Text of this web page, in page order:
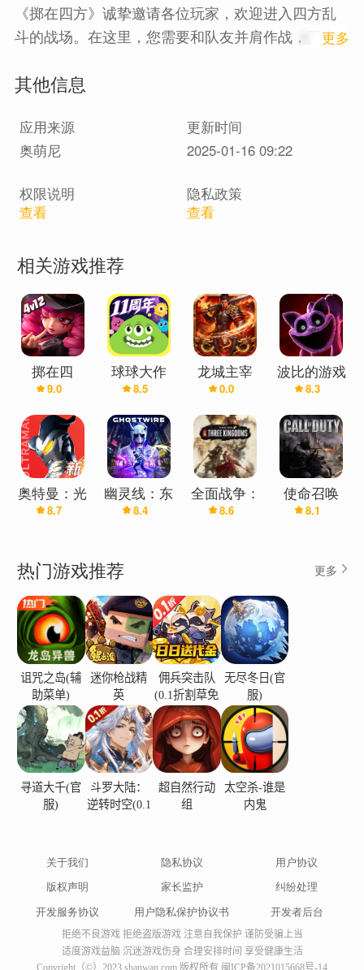
《掷在四方》诚挚邀请各位玩家，欢迎进入四方乱
斗的战场。在这里，您需要和队友并肩作战，开心
人高兴的是，您只需要一点脑子和操作，战术和配
一点运气，因为英雄走位和天赋是随机决定的。四
方勾心斗角，棋盘胜负随机，每场战斗都跌宕起
✧一键输出的爽快体验
招，锁定目标即可战斗，无需蛇皮走位，手抖手快
都能争霸，绝对公平竞技，沉浸式享受对战的快
乐！
✧十面埋伏的刺激战场
这是一个充满未知和危险的狩猎场，你永远不知道
下一秒敌人会从哪里出现，当然，对敌人来说也一
样。所以，时刻保持警惕，谨慎对待你的每一步行
动，利用地形优势巧妙躲避攻击，同时为你的猎物
设下陷阱，给予致命一击。
的战术，是隐蔽前行，出其不意地袭击敌人？还是
正面强攻，以用猛烈的火力压制对手？在勾心斗角
的四方博弈中，精彩的策略与默契的配合，往往是
杀出胜利之路的关键。
✧千人千局的无限可能
妙趣横生的随机走位，丰富多样的角色阵容，千变
万化的策略选择，让每场对战都跌宕起伏，独一无
二！可能是步步为营尽在掌握之中，也可能是开局
天崩被人围剿淘汰，还可能是最后时刻一鼓作气，
绝地翻盘！
✧万般精彩的开团时刻
一个人打不过的话...那就四个人！谁还不会摇队友
了！不管是主动出击，还是被动挨揍，喊上队友先
打再说。四方乱斗，一触即发，小队作战，随时开
更多
其他信息
应用来源
更新时间
奥萌尼
2025-01-16 09:22
权限说明
查看
隐私政策
查看
相关游戏推荐
掷在四
方-4v12
9.0
球球大作
战-送先知
皮肤
8.5
龙城主宰
(散人无限
刀)
0.0
波比的游戏
时间：第三
章-正式版
8.3
奥特曼：光
之战士
8.7
幽灵线：东
京-蜘蛛丝
8.4
全面战争：
三国
8.6
使命召唤
5：战争世
8.1
热门游戏推荐 更多
诅咒之岛(辅
助菜单)
迷你枪战精
英
佣兵突击队
(0.1折割草免
费版)
无尽冬日(官
服)
寻道大千(官
服)
斗罗大陆：
逆转时空(0.1
超自然行动
组
太空杀-谁是
内鬼
关于我们 隐私协议
用户协议
版权声明
家长监护
纠纷处理
开发服务协议
用户隐私保护协议书 开发者后台
拒绝不良游戏 拒绝盗版游戏 注意自我保护 谨防受骗上当
适度游戏益脑 沉迷游戏伤身 合理安排时间 享受健康生活